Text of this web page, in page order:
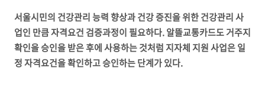
서울시민의 건강관리 능력 향상과 건강 증진을 위한 건강관리 사
업인 만큼 자격요건 검증과정이 필요하다. 알뜰교통카드도 거주지
확인을 승인을 받은 후에 사용하는 것처럼 지자체 지원 사업은 일
정 자격요건을 확인하고 승인하는 단계가 있다.